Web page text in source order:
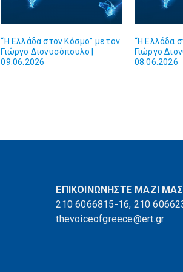
“Η Ελλάδα στον Κόσμο” με τον
Γιώργο Διονυσόπουλο |
09.06.2026
“Η Ελλάδα
Γιώργο
08.06.2026
ΕΠΙΚΟΙΝΩΝΗΣΤΕ ΜΑΖΙ ΜΑΣ
210 6066815-16, 210
thevoiceofgreece@ert.gr